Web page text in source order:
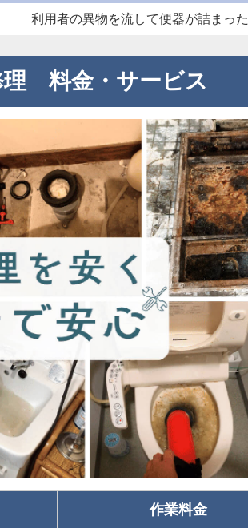
利用者の異物を流して便器が詰まった
理 料金・サービス
作業料金